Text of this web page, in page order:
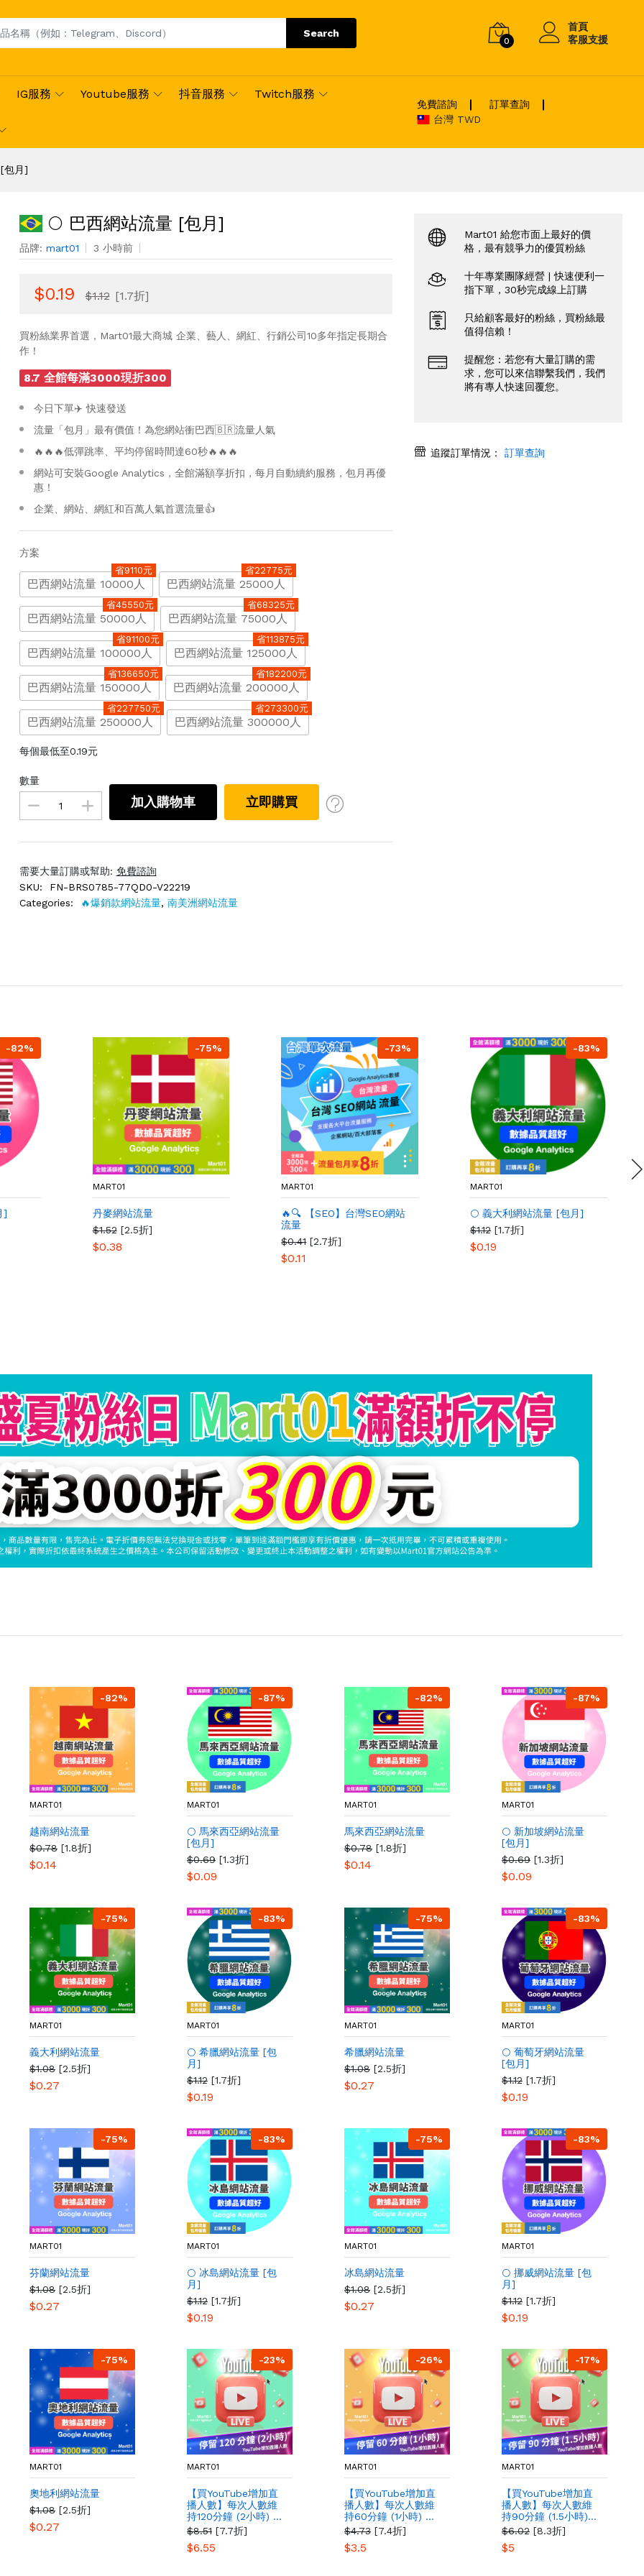
Search
0
首頁
客服支援
IG服務 Youtube服務 抖音服務 Twitch服務
免費諮詢
訂單查詢
台灣 TWD
包月]
🌕 巴西網站流量 [包月]
品牌: mart01 3 小時前
$0.19 $1.12 [1.7折]
買粉絲業界首選，Mart01最大商城 企業、藝人、網紅、行銷公司10多年指定長期合
作！
8.7 全館每滿3000現折300
今日下單✈️ 快速發送
流量「包月」最有價值！為您網站衝巴西🇧🇷流量人氣
🔥🔥🔥低彈跳率、平均停留時間達60秒🔥🔥🔥
網站可安裝Google Analytics，全館滿額享折扣，每月自動續約服務，包月再優
惠！
企業、網站、網紅和百萬人氣首選流量👍
方案
巴西網站流量 10000人
省9110元
巴西網站流量 25000人
省22775元
巴西網站流量 50000人
省45550元
巴西網站流量 75000人
省68325元
巴西網站流量 100000人
省91100元
巴西網站流量 125000人
省113875元
巴西網站流量 150000人
省136650元
巴西網站流量 200000人
省182200元
巴西網站流量 250000人
省227750元
巴西網站流量 300000人
省273300元
每個最低至0.19元
數量
加入購物車 立即購買
需要大量訂購或幫助: 免費諮詢
SKU:
FN-BRS0785-77QD0-V22219
Categories:
🔥爆銷款網站流量, 南美洲網站流量
Mart01 給您市面上最好的價
格，最有競爭力的優質粉絲
十年專業團隊經營 | 快速便利一
指下單，30秒完成線上訂購
只給顧客最好的粉絲，買粉絲最
值得信賴！
提醒您：若您有大量訂購的需
求，您可以來信聯繫我們，我們
將有專人快速回覆您。
追蹤訂單情況： 訂單查詢
-82%
]
-75%
MART01
丹麥網站流量
$1.52 [2.5折]
$0.38
-73%
MART01
🔥🔍 【SEO】台灣SEO網站
流量
$0.41 [2.7折]
$0.11
-83%
MART01
🌕 義大利網站流量 [包月]
$1.12 [1.7折]
$0.19
-82%
MART01
越南網站流量
$0.78 [1.8折]
$0.14
-87%
MART01
🌕 馬來西亞網站流量
[包月]
$0.69 [1.3折]
$0.09
-82%
MART01
馬來西亞網站流量
$0.78 [1.8折]
$0.14
-87%
MART01
🌕 新加坡網站流量
[包月]
$0.69 [1.3折]
$0.09
-75%
MART01
義大利網站流量
$1.08 [2.5折]
$0.27
-83%
MART01
🌕 希臘網站流量 [包
月]
$1.12 [1.7折]
$0.19
-75%
MART01
希臘網站流量
$1.08 [2.5折]
$0.27
-83%
MART01
🌕 葡萄牙網站流量
[包月]
$1.12 [1.7折]
$0.19
-75%
MART01
芬蘭網站流量
$1.08 [2.5折]
$0.27
-83%
MART01
🌕 冰島網站流量 [包
月]
$1.12 [1.7折]
$0.19
-75%
MART01
冰島網站流量
$1.08 [2.5折]
$0.27
-83%
MART01
🌕 挪威網站流量 [包
月]
$1.12 [1.7折]
$0.19
-75%
MART01
奧地利網站流量
$1.08 [2.5折]
$0.27
-23%
MART01
【買YouTube增加直
播人數】每次人數維
持120分鐘 (2小時) 買
YT直播人氣 直播 最
多人購買 提高YT影片
粉絲曝光量
$8.51 [7.7折]
$6.55
-26%
MART01
【買YouTube增加直
播人數】每次人數維
持60分鐘 (1小時) 買
YT直播人氣 直播 最
多人購買 提高YT影片
粉絲曝光量
$4.73 [7.4折]
$3.5
-17%
MART01
【買YouTube增加直
播人數】每次人數維
持90分鐘 (1.5小時)
買YT直播人氣 直播
最多人購買 提高YT影
片粉絲曝光量
$6.02 [8.3折]
$5